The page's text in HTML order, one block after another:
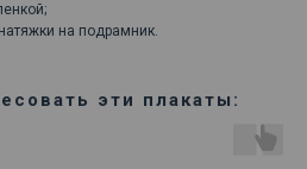
на подрамник.
эти плакаты: